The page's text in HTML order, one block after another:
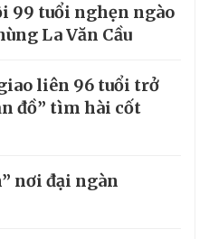
99 tuổi nghẹn ngào
La Văn Cầu
liên 96 tuổi trở
đồ” tìm hài cốt
nơi đại ngàn